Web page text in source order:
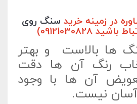
در زمینه خرید سنگ روی
09121030828)
ها بالاست و بهتر
رنگ آن ها دقت
آن ها با وجود
آسان نیست.